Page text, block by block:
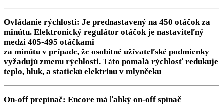
Ovládanie rýchlosti: Je prednastavený na 450 otáčok za
minútu. Elektronický regulátor otáčok je nastaviteľný
medzi 405-495 otáčkami
za minútu v prípade, že osobitné užívateľské podmienky
vyžadujú zmenu rýchlosti. Táto pomalá rýchlosť redukuje
teplo, hluk, a statickú elektrinu v mlynčeku
On-off prepínač: Encore má ľahký on-off spínač